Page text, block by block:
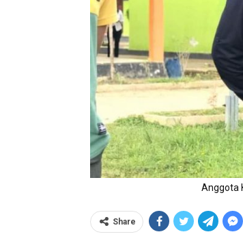
Anggota
Share